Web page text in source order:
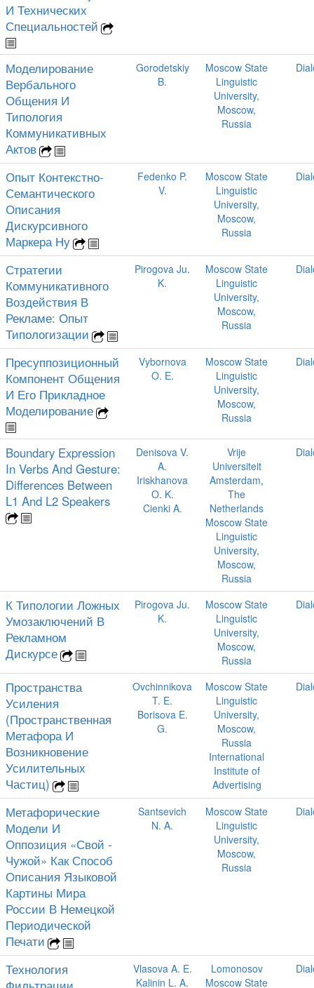
И Технических
Специальностей
Моделирование
Вербального
Общения И
Типология
Коммуникативных
Актов
Gorodetskiy
B.
Moscow State
Linguistic
University,
Moscow,
Russia
Опыт Контекстно-
Семантического
Описания
Дискурсивного
Маркера Ну
Fedenko P.
V.
Moscow State
Linguistic
University,
Moscow,
Russia
Стратегии
Коммуникативного
Воздействия В
Рекламе: Опыт
Типологизации
Pirogova Ju.
K.
Moscow State
Linguistic
University,
Moscow,
Russia
Пресуппозиционный
Компонент Общения
И Его Прикладное
Моделирование
Vybornova
O. E.
Moscow State
Linguistic
University,
Moscow,
Russia
Boundary Expression
In Verbs And Gesture:
Differences Between
L1 And L2 Speakers
Denisova V.
A.
Iriskhanova
O. K.
Cienki A.
Vrije
Universiteit
Amsterdam,
The
Netherlands
Moscow State
Linguistic
University,
Moscow,
Russia
К Типологии Ложных
Умозаключений В
Рекламном
Дискурсе
Pirogova Ju.
K.
Moscow State
Linguistic
University,
Moscow,
Russia
Пространства
Усиления
(Пространственная
Метафора И
Возникновение
Усилительных
Частиц)
Ovchinnikova
T. E.
Borisova E.
G.
Moscow State
Linguistic
University,
Moscow,
Russia
International
Institute of
Advertising
Метафорические
Модели И
Оппозиция «Свой -
Чужой» Как Способ
Описания Языковой
Картины Мира
России В Немецкой
Периодической
Печати
Santsevich
N. A.
Moscow State
Linguistic
University,
Moscow,
Russia
Технология
Vlasova A. E.
Kalinin L. A.
Lomonosov
Moscow State